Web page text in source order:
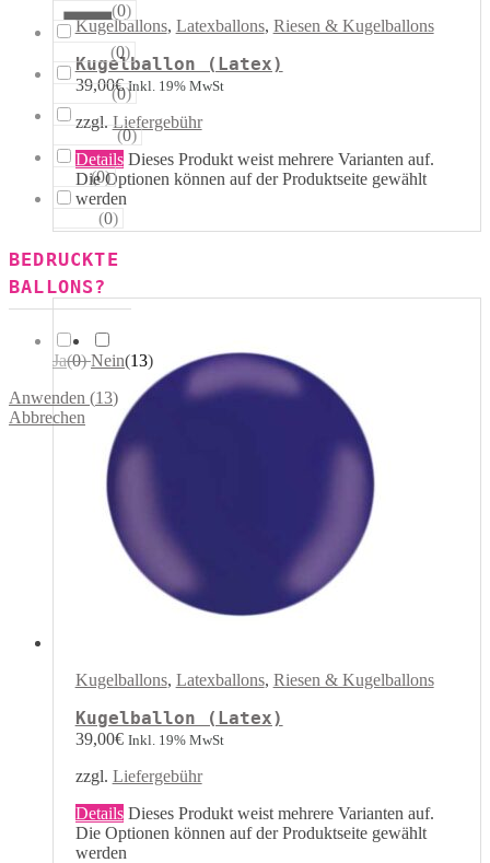
Kugelballons, Latexballons, Riesen & Kugelballons
Kugelballon (Latex)
39,00€ Inkl. 19% MwSt
zzgl. Liefergebühr
Details Dieses Produkt weist mehrere Varianten auf.
Die Optionen können auf der Produktseite gewählt
werden
Kugelballons, Latexballons, Riesen & Kugelballons
Kugelballon (Latex)
39,00€ Inkl. 19% MwSt
zzgl. Liefergebühr
Details Dieses Produkt weist mehrere Varianten auf.
Die Optionen können auf der Produktseite gewählt
werden
Eckige (0)
(0)
Portale (0)
Figuren (0)
123 (0)
(0)
BEDRUCKTE
BALLONS?
Ja(0) Nein(13)
Anwenden (13)
Abbrechen